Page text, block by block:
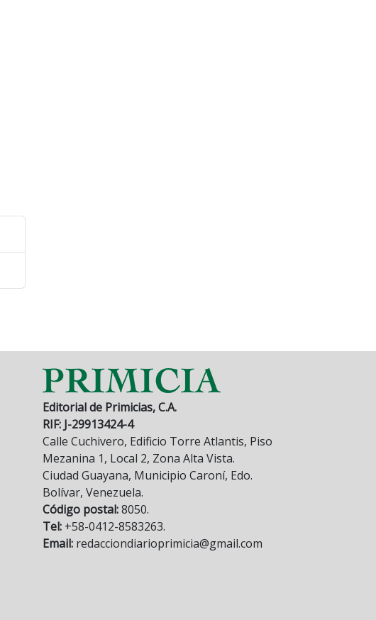
Editorial de Primicias, C.A.
RIF: J-29913424-4
Calle Cuchivero, Edificio Torre Atlantis, Piso
Mezanina 1, Local 2, Zona Alta Vista.
Ciudad Guayana, Municipio Caroní, Edo.
Bolívar, Venezuela.
Código postal:8050.
Tel: +58-0412-8583263.
Email: redacciondiarioprimicia@gmail.com